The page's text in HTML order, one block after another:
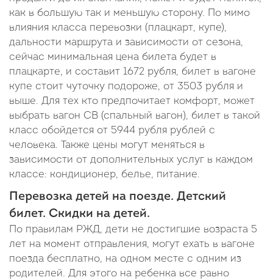
как в большую так и меньшую сторону. По мимо
влияния класса перевозки (плацкарт, купе),
дальности маршрута и зависимости от сезона,
сейчас минимальная цена билета будет в
плацкарте, и составит 1672 рубля, билет в вагоне
купе стоит чуточку подороже, от 3503 рубля и
выше. Для тех кто предпочитает комфорт, может
выбрать вагон СВ (спальный вагон), билет в такой
класс обойдется от 5944 рубля рублей с
человека. Также цены могут меняться в
зависимости от дополнительных услуг в каждом
классе: кондиционер, белье, питание.
Перевозка детей на поезде. Детский
билет. Скидки на детей.
По правилам РЖД, дети не достигшие возраста 5
лет на момент отправления, могут ехать в вагоне
поезда бесплатно, на одном месте с одним из
родителей. Для этого на ребенка все равно